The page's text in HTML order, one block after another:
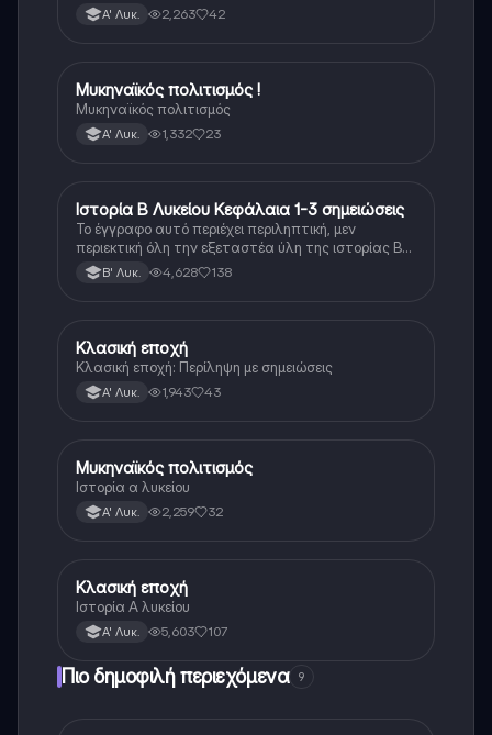
Α' Λυκ. 2,263 42
Ιστορία
Μυκηναϊκός πολιτισμός !
Μυκηναϊκός πολιτισμός
Α' Λυκ. 1,332 23
Ιστορία
Ιστορία Β Λυκείου Κεφάλαια 1-3 σημειώσεις
Το έγγραφο αυτό περιέχει περιληπτική, μεν
περιεκτική όλη την εξεταστέα ύλη της ιστορίας Β
λυκείου για τα πρώτα 3 Κεφάλαια, δηλαδή την
μισή ύλη. Το έγγραφο έχει γραφτεί με προσοχή και
Β' Λυκ. 4,628 138
Ιστορία
Κλασική εποχή
Κλασική εποχή: Περίληψη με σημειώσεις
Α' Λυκ. 1,943 43
Ιστορία
Μυκηναϊκός πολιτισμός
Ιστορία α λυκείου
Α' Λυκ. 2,259 32
Ιστορία
Κλασική εποχή
Ιστορία Α λυκείου
Α' Λυκ. 5,603 107
Πιο δημοφιλή περιεχόμενα 9